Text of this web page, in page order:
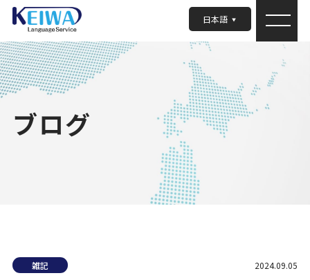
日本語
ブログ
雑記 2024.09.05